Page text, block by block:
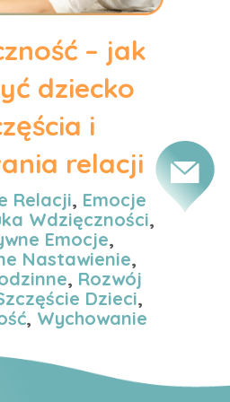
– jak
dziecko
i
relacji
Relacji, Emocje
Wdzięczności,
Emocje,
Nastawienie,
, Rozwój
Dzieci,
, Wychowanie